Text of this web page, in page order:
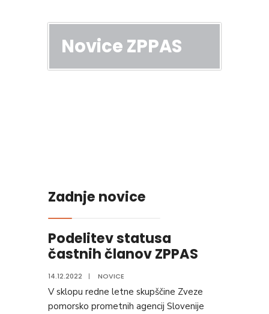
Novice ZPPAS
Zadnje novice
Podelitev statusa
častnih članov ZPPAS
14.12.2022 | NOVICE
V sklopu redne letne skupščine Zveze
pomorsko prometnih agencij Slovenije